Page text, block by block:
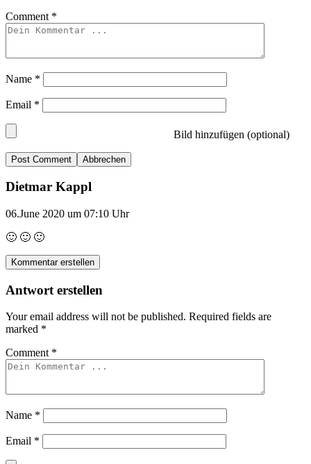
Comment *
Name *
Email *
Bild hinzufügen (optional)
Abbrechen
Dietmar Kappl
06.June 2020 um 07:10 Uhr
🙂 🙂 🙂
Kommentar erstellen
Antwort erstellen
Your email address will not be published. Required fields are
marked *
Comment *
Name *
Email *